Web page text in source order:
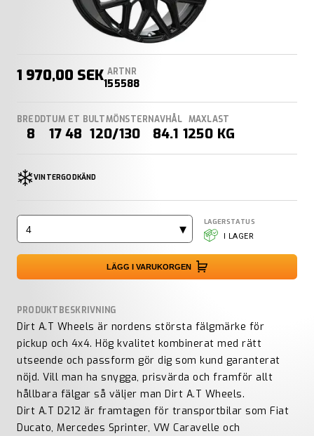
1 970,00 SEK ARTNR
155588
BREDD
8
TUM
17
ET
48
BULTMÖNSTER
120/130
NAVHÅL
84.1
MAXLAST
1250 KG
VINTERGODKÄND
PRODUKTBESKRIVNING
Dirt A.T Wheels är nordens största fälgmärke för
pickup och 4x4. Hög kvalitet kombinerat med rätt
utseende och passform gör dig som kund garanterat
nöjd. Vill man ha snygga, prisvärda och framför allt
hållbara fälgar så väljer man Dirt A.T Wheels.
Dirt A.T D212 är framtagen för transportbilar som Fiat
Ducato, Mercedes Sprinter, VW Caravelle och
LAGERSTATUS
I LAGER
4
LÄGG I VARUKORGEN